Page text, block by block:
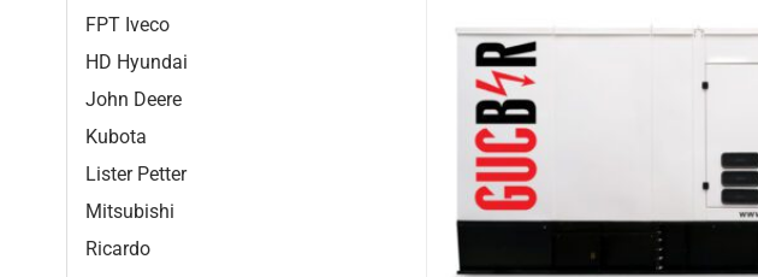
FPT Iveco
HD Hyundai
John Deere
Kubota
Lister Petter
Mitsubishi
Ricardo